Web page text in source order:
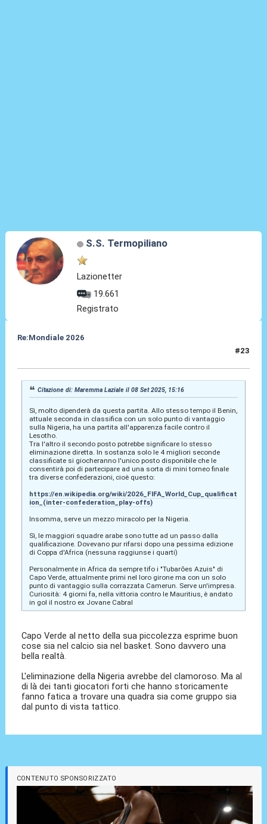
S.S. Termopiliano
Lazionetter
19.661
Registrato
Re:Mondiale 2026
#23
Citazione di: Maremma Laziale il 08 Set 2025, 15:16
Sì, molto dipenderà da questa partita. Allo stesso tempo il Benin,
attuale seconda in classifica con un solo punto di vantaggio
sulla Nigeria, ha una partita all'apparenza facile contro il
Lesotho.
Tra l'altro il secondo posto potrebbe significare lo stesso
eliminazione diretta. In sostanza solo le 4 migliori seconde
classificate si giocheranno l'unico posto disponibile che le
consentirà poi di partecipare ad una sorta di mini torneo finale
tra diverse confederazioni, cioè questo:
https://en.wikipedia.org/wiki/2026_FIFA_World_Cup_qualificat
ion_(inter-confederation_play-offs)
Insomma, serve un mezzo miracolo per la Nigeria.
Sì, le maggiori squadre arabe sono tutte ad un passo dalla
qualificazione. Dovevano pur rifarsi dopo una pessima edizione
di Coppa d'Africa (nessuna raggiunse i quarti)
Personalmente in Africa da sempre tifo i "Tubarões Azuis" di
Capo Verde, attualmente primi nel loro girone ma con un solo
punto di vantaggio sulla corrazzata Camerun. Serve un'impresa.
Curiosità: 4 giorni fa, nella vittoria contro le Mauritius, è andato
in gol il nostro ex Jovane Cabral
Capo Verde al netto della sua piccolezza esprime buon
cose sia nel calcio sia nel basket. Sono davvero una
bella realtà.
L'eliminazione della Nigeria avrebbe del clamoroso. Ma al
di là dei tanti giocatori forti che hanno storicamente
fanno fatica a trovare una quadra sia come gruppo sia
dal punto di vista tattico.
CONTENUTO SPONSORIZZATO